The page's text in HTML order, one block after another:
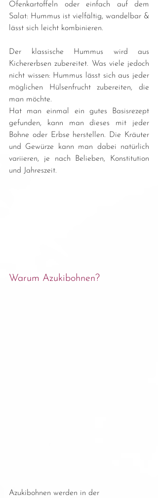
Ofenkartoffeln oder einfach auf dem
Salat: Hummus ist vielfältig, wandelbar &
lässt sich leicht kombinieren.
Der klassische Hummus wird aus
Kichererbsen zubereitet. Was viele jedoch
nicht wissen: Hummus lässt sich aus jeder
möglichen Hülsenfrucht zubereiten, die
man möchte.
Hat man einmal ein gutes Basisrezept
gefunden, kann man dieses mit jeder
Bohne oder Erbse herstellen. Die Kräuter
und Gewürze kann man dabei natürlich
variieren, je nach Belieben, Konstitution
und Jahreszeit.
Warum Azukibohnen?
Azukibohnen werden in der